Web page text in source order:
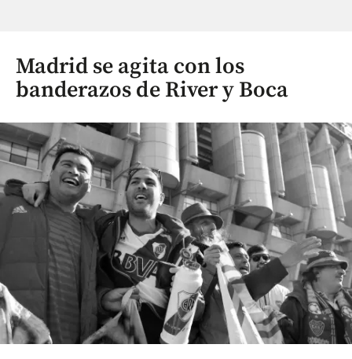
Madrid se agita con los
banderazos de River y Boca